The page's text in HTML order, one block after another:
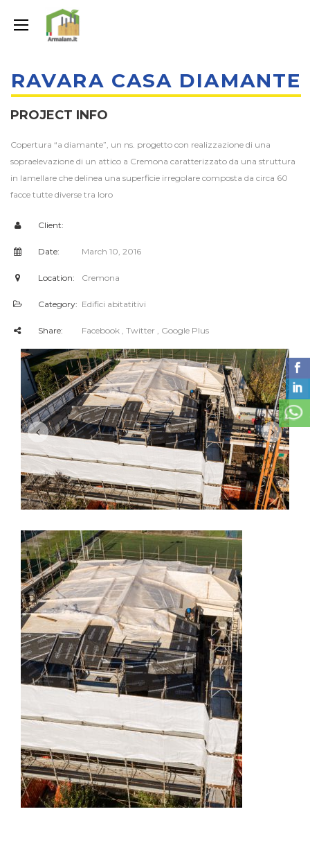
RAVARA CASA DIAMANTE
PROJECT INFO
Copertura “a diamante”, un ns. progetto con realizzazione di una
sopraelevazione di un attico a Cremona caratterizzato da una struttura
in lamellare che delinea una superficie irregolare composta da circa 60
facce tutte diverse tra loro
Client:
Date: March 10, 2016
Location: Cremona
Category: Edifici abitatitivi
Share: Facebook , Twitter , Google Plus